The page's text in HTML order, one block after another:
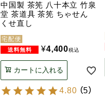
中国製 茶筅 八十本立 竹泉
堂 茶道具 茶筅 ちゃせん
くせ直し
宅配便
¥4,400税込
カートに入れる
4.80 （5）